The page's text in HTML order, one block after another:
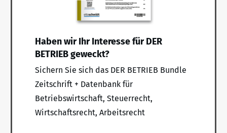
Haben wir Ihr Interesse für DER
BETRIEB geweckt?
Sichern Sie sich das DER BETRIEB Bundle
Zeitschrift + Datenbank für
Betriebswirtschaft, Steuerrecht,
Wirtschaftsrecht, Arbeitsrecht